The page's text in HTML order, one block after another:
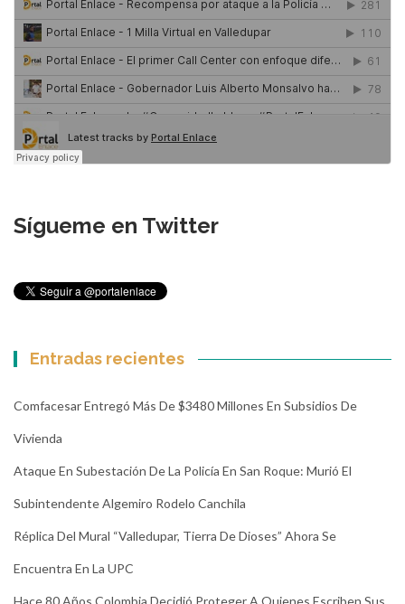
Sígueme en Twitter
Entradas recientes
Comfacesar Entregó Más De $3480 Millones En Subsidios De
Vivienda
Ataque En Subestación De La Policía En San Roque: Murió El
Subintendente Algemiro Rodelo Canchila
Réplica Del Mural “Valledupar, Tierra De Dioses” Ahora Se
Encuentra En La UPC
Hace 80 Años Colombia Decidió Proteger A Quienes Escriben Sus